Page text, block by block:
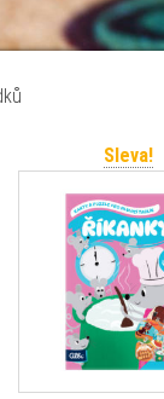
Sleva!